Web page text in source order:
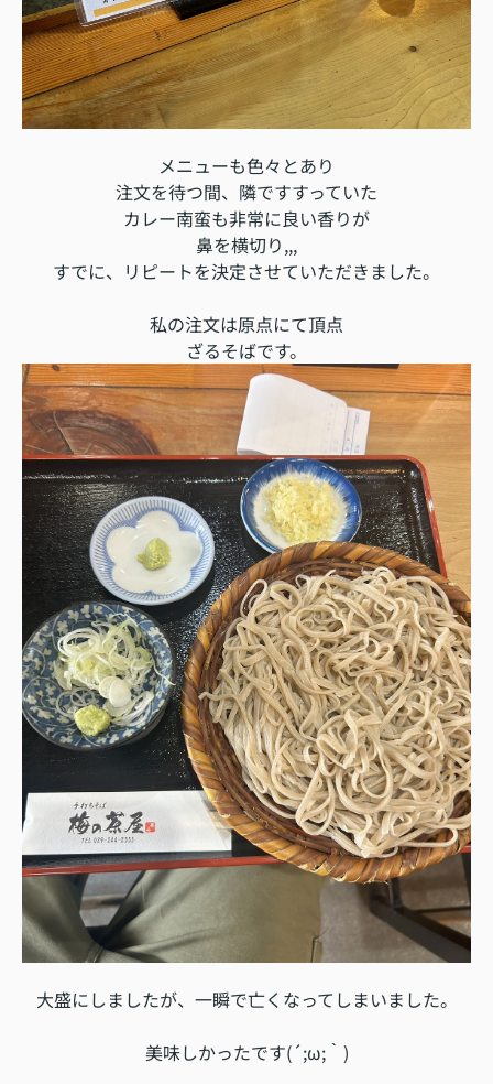
メニューも色々とあり
注文を待つ間、隣ですすっていた
カレー南蛮も非常に良い香りが
鼻を横切り,,,
すでに、リピートを決定させていただきました。
私の注文は原点にて頂点
ざるそばです。
大盛にしましたが、一瞬で亡くなってしまいました。
美味しかったです(´;ω;｀)